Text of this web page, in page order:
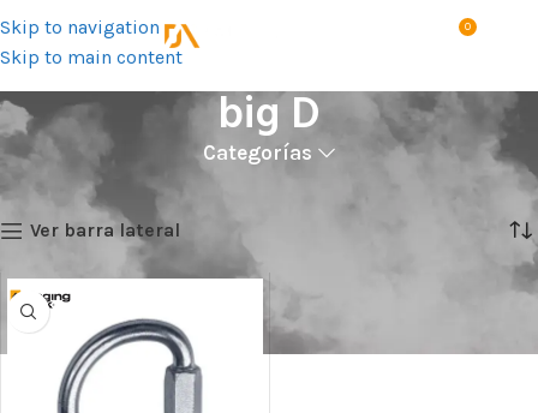
Skip to navigation
Skip to main content
MENÚ 0
big D
Categorías
Talla del producto Mostrando el único resultado
Ver barra lateral